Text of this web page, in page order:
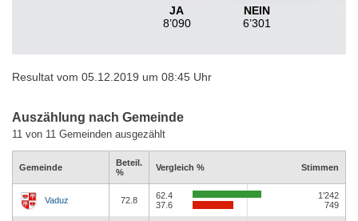
JA
8’090
NEIN
6’301
Resultat vom 05.12.2019 um 08:45 Uhr
Auszählung nach Gemeinde
11 von 11 Gemeinden ausgezählt
Gemeinde
Beteil.
%
Vergleich % Stimmen
Vaduz 72.8
62.4
37.6
1’242
749